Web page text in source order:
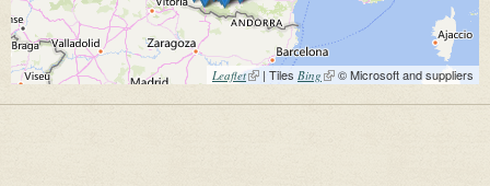
Leaflet(link is external)
| Tiles Bing (link is external)
© Microsoft and suppliers